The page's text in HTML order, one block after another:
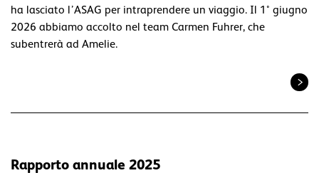
ha lasciato l’ASAG per intraprendere un viaggio. Il 1° giugno
2026 abbiamo accolto nel team Carmen Fuhrer, che
subentrerà ad Amelie.
Rapporto annuale 2025